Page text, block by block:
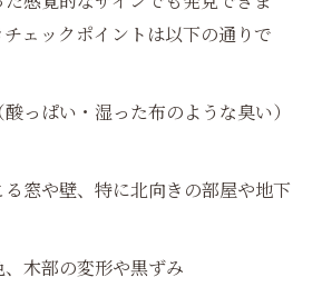
ェックポイントは以下の通りで
っぱい・湿った布のような臭い）
る窓や壁、特に北向きの部屋や地下
、木部の変形や黒ずみ